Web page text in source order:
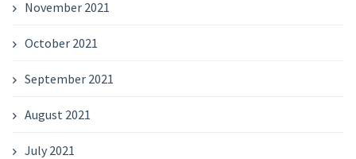
November 2021
October 2021
September 2021
August 2021
July 2021